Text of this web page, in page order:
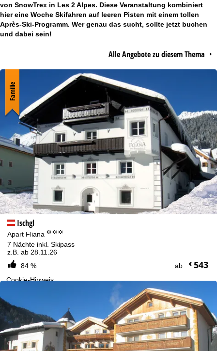
Cookie-Hinweis
Für ein optimales Webangebot erheben wir mit Hilfe von Cookies
Nutzungsinformationen, die wir, die TravelTrex GmbH, auch mit
unseren Partnern teilen. Auf Basis Ihrer Aktivitäten werden dabei
Nutzungsprofile anhand von Endgeräte- und
Browserinformationen erstellt. Diese Nutzungsprofile dienen der
statistischen Analyse, individuellen Produktempfehlung,
individualisierten Werbung und Reichweitenmessung. Dafür
benötigen wir Ihre Zustimmung (jederzeit widerrufbar), die auch
i
t
von SnowTrex in Les 2 Alpes. Diese Veranstaltung kombiniert
hier eine Woche Skifahren auf leeren Pisten mit einem tollen
Après-Ski-Programm. Wer genau das sucht, sollte jetzt buchen
und dabei sein!
Alle Angebote zu diesem Thema
Ischgl
Apart Fliana °°°
7 Nächte inkl. Skipass
z.B. ab 28.11.26
84 %
ab €543
Familie